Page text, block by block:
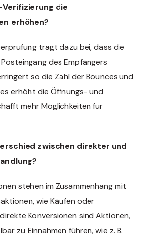
Verifizierung die
erhöhen?
trägt dazu bei, dass die
des Empfängers
so die Zahl der Bounces und
erhöht die Öffnungs- und
mehr Möglichkeiten für
zwischen direkter und
stehen im Zusammenhang mit
wie Käufen oder
Konversionen sind Aktionen,
zu Einnahmen führen, wie z. B.